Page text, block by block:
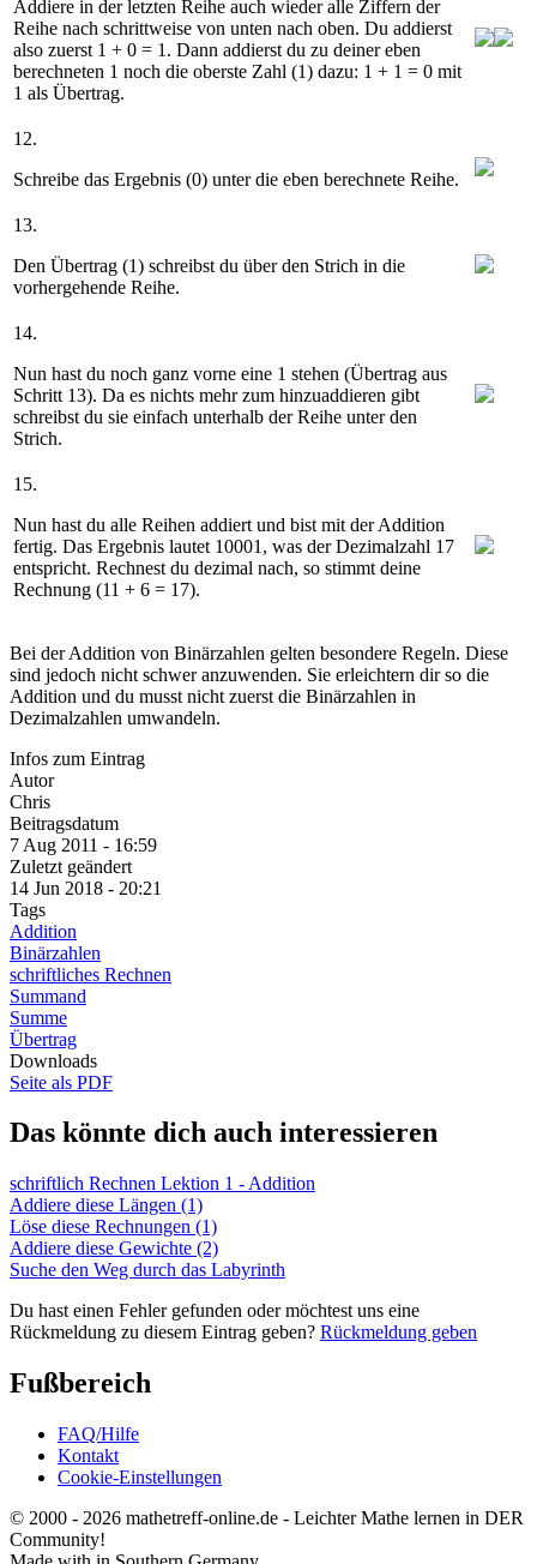
Addiere in der letzten Reihe auch wieder alle Ziffern der
Reihe nach schrittweise von unten nach oben. Du addierst
also zuerst 1 + 0 = 1 . Dann addierst du zu deiner eben
berechneten 1 noch die oberste Zahl (1) dazu: 1 + 1 = 0 mit
1 als Übertrag.
12.
Schreibe das Ergebnis (0) unter die eben berechnete Reihe.
13.
Den Übertrag (1) schreibst du über den Strich in die
vorhergehende Reihe.
14.
Nun hast du noch ganz vorne eine 1 stehen (Übertrag aus
Schritt 13). Da es nichts mehr zum hinzuaddieren gibt
schreibst du sie einfach unterhalb der Reihe unter den
Strich.
15.
Nun hast du alle Reihen addiert und bist mit der Addition
fertig. Das Ergebnis lautet 10001 , was der Dezimalzahl 17
entspricht. Rechnest du dezimal nach, so stimmt deine
Rechnung (11 + 6 = 17).
Bei der Addition von Binärzahlen gelten besondere Regeln. Diese
sind jedoch nicht schwer anzuwenden. Sie erleichtern dir so die
Addition und du musst nicht zuerst die Binärzahlen in
Dezimalzahlen umwandeln.
Infos zum Eintrag
Autor
Chris
Beitragsdatum
7 Aug 2011 - 16:59
Zuletzt geändert
14 Jun 2018 - 20:21
Tags
Addition
Binärzahlen
schriftliches Rechnen
Summand
Summe
Übertrag
Downloads
Seite als PDF
Das könnte dich auch interessieren
schriftlich Rechnen Lektion 1 - Addition
Addiere diese Längen (1)
Löse diese Rechnungen (1)
Addiere diese Gewichte (2)
Suche den Weg durch das Labyrinth
Du hast einen Fehler gefunden oder möchtest uns eine
Rückmeldung zu diesem Eintrag geben? Rückmeldung geben
Fußbereich
FAQ/Hilfe
Kontakt
Cookie-Einstellungen
© 2000 - 2026 mathetreff-online.de - Leichter Mathe lernen in DER
Community!